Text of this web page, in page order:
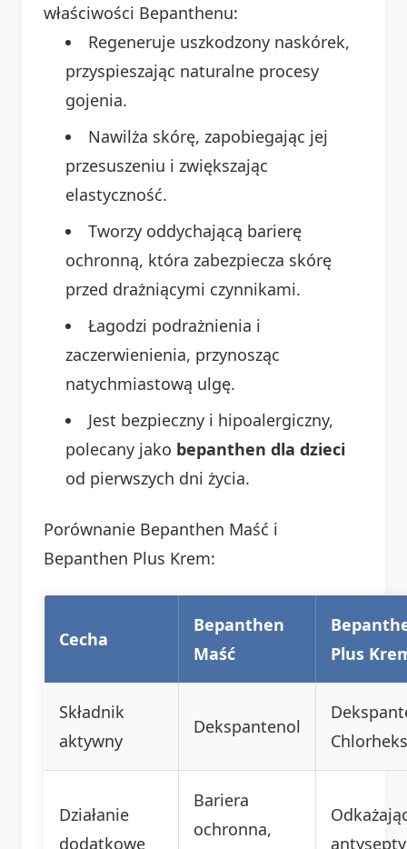
właściwości Bepanthenu:
Regeneruje uszkodzony naskórek,
przyspieszając naturalne procesy
gojenia.
Nawilża skórę, zapobiegając jej
przesuszeniu i zwiększając
elastyczność.
Tworzy oddychającą barierę
ochronną, która zabezpiecza skórę
przed drażniącymi czynnikami.
Łagodzi podrażnienia i
zaczerwienienia, przynosząc
natychmiastową ulgę.
Jest bezpieczny i hipoalergiczny,
polecany jako bepanthen dla dzieci
od pierwszych dni życia.
Porównanie Bepanthen Maść i
Bepanthen Plus Krem:
Cecha
Bepanthen
Maść
Plus
Składnik
aktywny
Dekspantenol
Działanie
dodatkowe
Bariera
ochronna,